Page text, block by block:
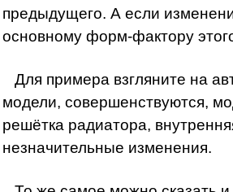
предыдущего. А если
основному форм-фактору
Для примера взгляните на
модели, совершенствуются,
решётка радиатора,
незначительные изменения.